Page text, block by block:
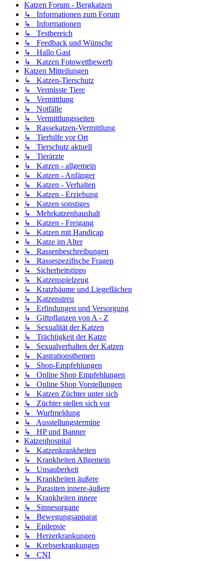
Katzen Forum - Bergkatzen
↳ Informationen zum Forum
↳ Informationen
↳ Testbereich
↳ Feedback und Wünsche
↳ Hallo Gast
↳ Katzen Fotowettbewerb
Katzen Mitteilungen
↳ Katzen-Tierschutz
↳ Vermisste Tiere
↳ Vermittlung
↳ Notfälle
↳ Vermittlungsseiten
↳ Rassekatzen-Vermittlung
↳ Tierhilfe vor Ort
↳ Tierschutz aktuell
↳ Tierärzte
↳ Katzen - allgemein
↳ Katzen - Anfänger
↳ Katzen - Verhalten
↳ Katzen - Erziehung
↳ Katzen sonstiges
↳ Mehrkatzenhaushalt
↳ Katzen - Freigang
↳ Katzen mit Handicap
↳ Katze im Alter
↳ Rassenbeschreibungen
↳ Rassespezifische Fragen
↳ Sicherheitstipps
↳ Katzenspielzeug
↳ Kratzbäume und Liegeflächen
↳ Katzenstreu
↳ Erfindungen und Versorgung
↳ Giftpflanzen von A - Z
↳ Sexualität der Katzen
↳ Trächtigkeit der Katze
↳ Sexualverhalten der Katzen
↳ Kastrationsthemen
↳ Shop-Empfehlungen
↳ Online Shop Empfehlungen
↳ Online Shop Vorstellungen
↳ Katzen Züchter unter sich
↳ Züchter stellen sich vor
↳ Wurfmeldung
↳ Ausstellungstermine
↳ HP und Banner
Katzenhospital
↳ Katzenkrankheiten
↳ Krankheiten Allgemein
↳ Unsauberkeit
↳ Krankheiten äußere
↳ Parasiten innere-äußere
↳ Krankheiten innere
↳ Sinnesorgane
↳ Bewegungsapparat
↳ Epilepsie
↳ Herzerkrankungen
↳ Krebserkrankungen
↳ CNI